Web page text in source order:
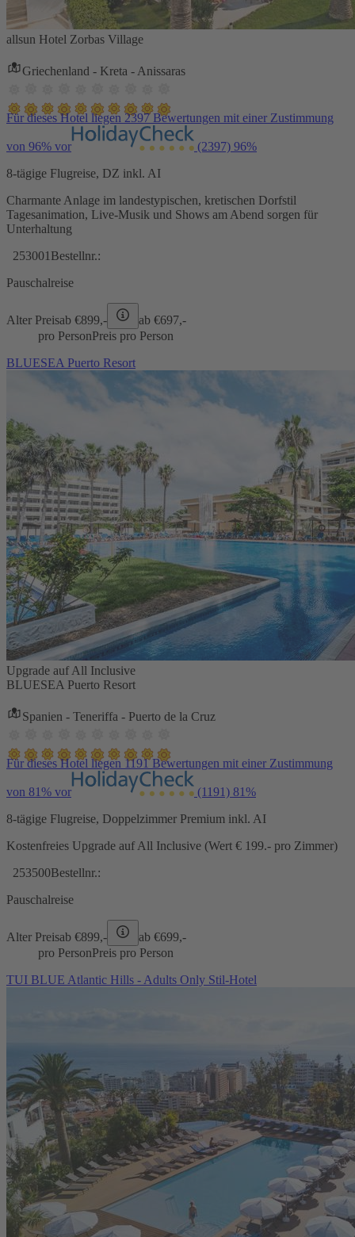
allsun Hotel Zorbas Village
Griechenland - Kreta - Anissaras
Für dieses Hotel liegen 2397 Bewertungen mit einer Zustimmung
von 96% vor (2397) 96%
8-tägige Flugreise, DZ inkl. AI
Charmante Anlage im landestypischen, kretischen Dorfstil
Tagesanimation, Live-Musik und Shows am Abend sorgen für
Unterhaltung
253001 Bestellnr.:
Pauschalreise
Alter Preisab €899,- ab €697,-
pro PersonPreis pro Person
BLUESEA Puerto Resort
Upgrade auf All Inclusive
BLUESEA Puerto Resort
Spanien - Teneriffa - Puerto de la Cruz
Für dieses Hotel liegen 1191 Bewertungen mit einer Zustimmung
von 81% vor (1191) 81%
8-tägige Flugreise, Doppelzimmer Premium inkl. AI
Kostenfreies Upgrade auf All Inclusive (Wert € 199.- pro Zimmer)
253500Bestellnr.:
Pauschalreise
Alter Preisab €899,- ab €699,-
pro PersonPreis pro Person
TUI BLUE Atlantic Hills - Adults Only Stil-Hotel